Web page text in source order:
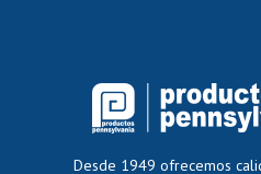
Desde 1949 ofrecemos